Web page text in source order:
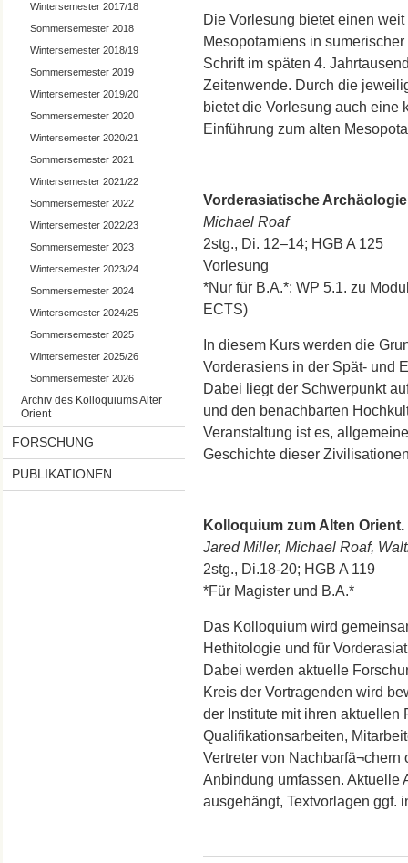
Wintersemester 2017/18
Sommersemester 2018
Wintersemester 2018/19
Sommersemester 2019
Wintersemester 2019/20
Sommersemester 2020
Wintersemester 2020/21
Sommersemester 2021
Wintersemester 2021/22
Sommersemester 2022
Wintersemester 2022/23
Sommersemester 2023
Wintersemester 2023/24
Sommersemester 2024
Wintersemester 2024/25
Sommersemester 2025
Wintersemester 2025/26
Sommersemester 2026
Archiv des Kolloquiums Alter
Orient
FORSCHUNG
PUBLIKATIONEN
Die Vorlesung bietet einen
Mesopotamiens in
Schrift im späten 4.
Zeitenwende. Durch die
bietet die Vorlesung auch eine
Einführung zum alten
Vorderasiatische
Michael Roaf
2stg., Di. 12–14; HGB A 125
Vorlesung
*Nur für B.A.*: WP 5.1. zu
ECTS)
In diesem Kurs werden die
Vorderasiens in der Spät- und
Dabei liegt der Schwerpunkt
und den benachbarten
Veranstaltung ist es,
Geschichte dieser
Kolloquium zum Alten Orient.
Jared Miller, Michael Roaf,
2stg., Di.18-20; HGB A 119
*Für Magister und B.A.*
Das Kolloquium wird
Hethitologie und für
Dabei werden aktuelle
Kreis der Vortragenden wird
der Institute mit ihren aktuellen
Qualifikationsarbeiten,
Vertreter von
Anbindung umfassen. Aktuelle
ausgehängt, Textvorlagen ggf.